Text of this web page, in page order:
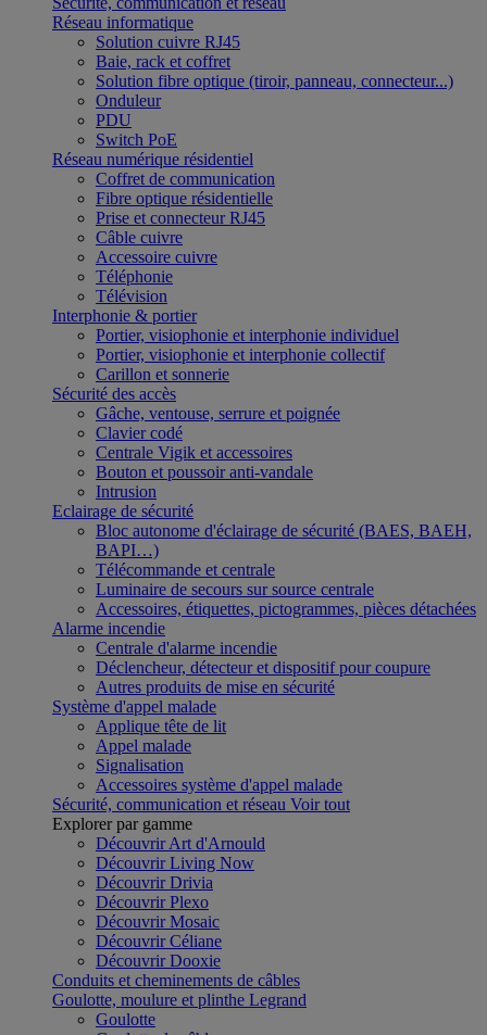
Réseau informatique
Solution cuivre RJ45
Baie, rack et coffret
Solution fibre optique (tiroir, panneau, connecteur...)
Onduleur
PDU
Switch PoE
Réseau numérique résidentiel
Coffret de communication
Fibre optique résidentielle
Prise et connecteur RJ45
Câble cuivre
Accessoire cuivre
Téléphonie
Télévision
Interphonie & portier
Portier, visiophonie et interphonie individuel
Portier, visiophonie et interphonie collectif
Carillon et sonnerie
Sécurité des accès
Gâche, ventouse, serrure et poignée
Clavier codé
Centrale Vigik et accessoires
Bouton et poussoir anti-vandale
Intrusion
Eclairage de sécurité
Bloc autonome d'éclairage de sécurité (BAES, BAEH,
BAPI…)
Télécommande et centrale
Luminaire de secours sur source centrale
Accessoires, étiquettes, pictogrammes, pièces détachées
Alarme incendie
Centrale d'alarme incendie
Déclencheur, détecteur et dispositif pour coupure
Autres produits de mise en sécurité
Système d'appel malade
Applique tête de lit
Appel malade
Signalisation
Accessoires système d'appel malade
Sécurité, communication et réseau Voir tout
Explorer par gamme
Découvrir Art d'Arnould
Découvrir Living Now
Découvrir Drivia
Découvrir Plexo
Découvrir Mosaic
Découvrir Céliane
Découvrir Dooxie
Conduits et cheminements de câbles
Goulotte, moulure et plinthe Legrand
Goulotte